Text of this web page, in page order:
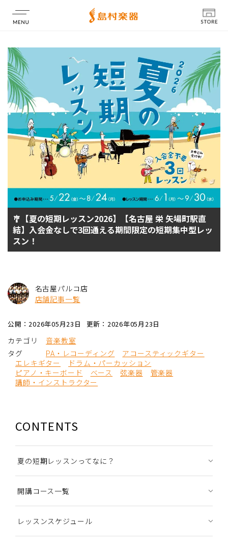
店舗情報
🎐【夏の短期レッスン2026】【名古屋 栄 矢場町駅直
結】入会金なしで3回通える期間限定の短期集中型レッ
スン！
名古屋パルコ店
店舗記事一覧
公開：2026年05月23日 更新：2026年05月23日
カテゴリ
音楽教室
タグ
PA・レコーディング
アコースティックギター
エレキギター
ドラム・パーカッション
ピアノ・キーボード
ベース 弦楽器
管楽器
講師・インストラクター
CONTENTS
夏の短期レッスンってなに？
開講コース一覧
レッスンスケジュール